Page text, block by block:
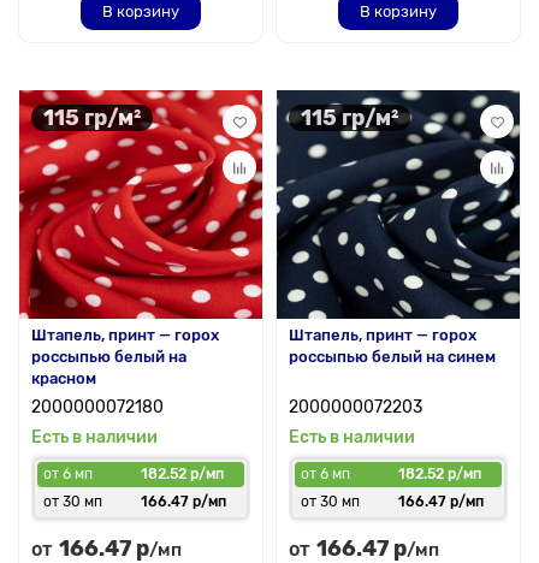
В корзину В корзину
115 гр/м²
Штапель, принт — горох
россыпью белый на
красном
2000000072180
Есть в наличии
от 6 мп
182.52 р/мп
от 30 мп
166.47 р/мп
от 166.47 р/мп
115 гр/м²
Штапель, принт — горох
россыпью белый на синем
2000000072203
Есть в наличии
от 6 мп
182.52 р/мп
от 30 мп
166.47 р/мп
от 166.47 р/мп